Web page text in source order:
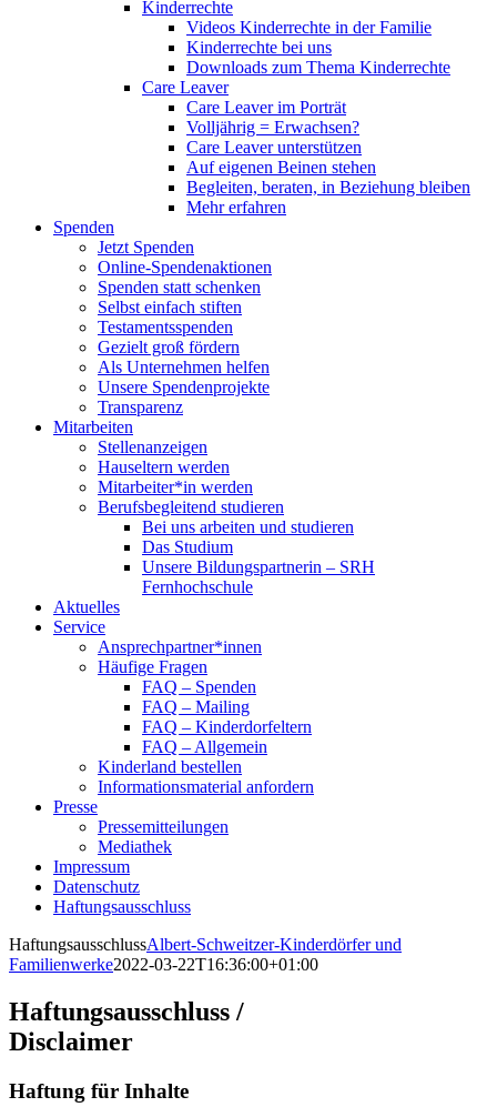
Kinderrechte
Videos Kinderrechte in der Familie
Kinderrechte bei uns
Downloads zum Thema Kinderrechte
Care Leaver
Care Leaver im Porträt
Volljährig = Erwachsen?
Care Leaver unterstützen
Auf eigenen Beinen stehen
Begleiten, beraten, in Beziehung bleiben
Mehr erfahren
Spenden
Jetzt Spenden
Online-Spendenaktionen
Spenden statt schenken
Selbst einfach stiften
Testamentsspenden
Gezielt groß fördern
Als Unternehmen helfen
Unsere Spendenprojekte
Transparenz
Mitarbeiten
Stellenanzeigen
Hauseltern werden
Mitarbeiter*in werden
Berufsbegleitend studieren
Bei uns arbeiten und studieren
Das Studium
Unsere Bildungspartnerin – SRH
Fernhochschule
Aktuelles
Service
Ansprechpartner*innen
Häufige Fragen
FAQ – Spenden
FAQ – Mailing
FAQ – Kinderdorfeltern
FAQ – Allgemein
Kinderland bestellen
Informationsmaterial anfordern
Presse
Pressemitteilungen
Mediathek
Impressum
Datenschutz
Haftungsausschluss
HaftungsausschlussAlbert-Schweitzer-Kinderdörfer und
Familienwerke2022-03-22T16:36:00+01:00
Haftungsausschluss /
Disclaimer
Haftung für Inhalte